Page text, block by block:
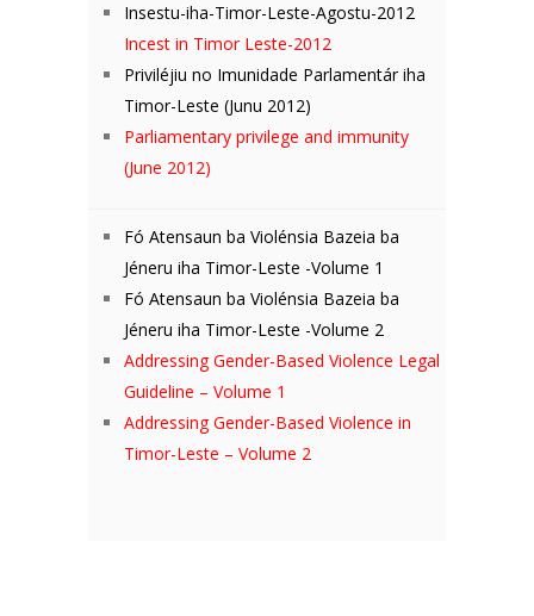
Insestu-iha-Timor-Leste-Agostu-2012
Incest in Timor Leste-2012
Priviléjiu no Imunidade Parlamentár iha
Timor-Leste (Junu 2012)
Parliamentary privilege and immunity
(June 2012)
Fó Atensaun ba Violénsia Bazeia ba
Jéneru iha Timor-Leste -Volume 1
Fó Atensaun ba Violénsia Bazeia ba
Jéneru iha Timor-Leste -Volume 2
Addressing Gender-Based Violence Legal
Guideline – Volume 1
Addressing Gender-Based Violence in
Timor-Leste – Volume 2